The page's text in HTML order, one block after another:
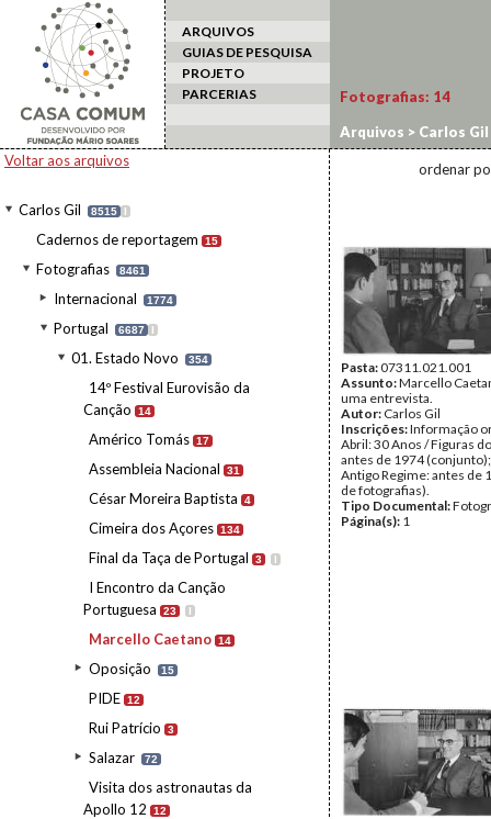
ARQUIVOS
GUIAS DE PESQUISA
PROJETO
PARCERIAS
Voltar aos arquivos
Carlos Gil 8515 I
Cadernos de reportagem 15
Fotografias 8461
Internacional 1774
Portugal 6687 I
01. Estado Novo 354
14º Festival Eurovisão da
Canção
14
Américo Tomás 17
Assembleia Nacional 31
César Moreira Baptista 4
Cimeira dos Açores 134
Final da Taça de Portugal 3 I
I Encontro da Canção
Portuguesa
23 I
Marcello Caetano 14
Oposição 15
PIDE 12
Rui Patrício 3
Salazar 72
Visita dos astronautas da
Apollo 12
12
Fotografias: 14
Arquivos > Carlos Gil
ordenar
Pasta:07311.021.001
Assunto:Marcello
uma entrevista.
Autor: Carlos Gil
Inscrições:Informação
Abril: 30 Anos / Figuras
antes de 1974
Antigo Regime: antes de
de fotografias).
Tipo Documental:
Página(s): 1